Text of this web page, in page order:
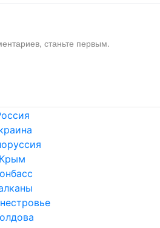
станьте первым.
Крым